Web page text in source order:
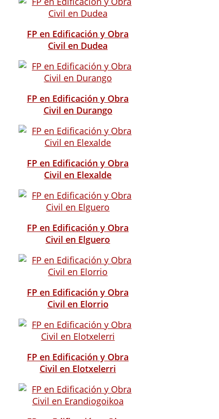
FP en Edificación y Obra
Civil en Dudea
FP en Edificación y Obra
Civil en Durango
FP en Edificación y Obra
Civil en Elexalde
FP en Edificación y Obra
Civil en Elguero
FP en Edificación y Obra
Civil en Elorrio
FP en Edificación y Obra
Civil en Elotxelerri